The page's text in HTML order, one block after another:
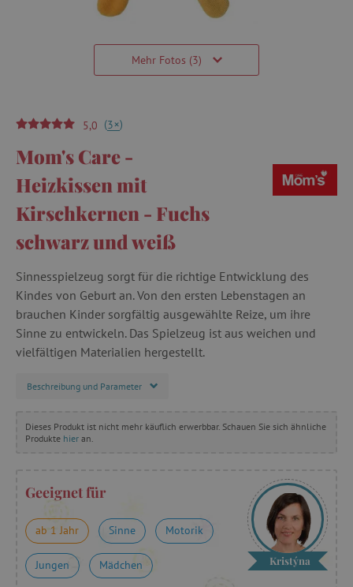
Mehr Fotos (3)
5,0 (3+)
Mom's Care -
Heizkissen mit
Kirschkernen - Fuchs
schwarz und weiß
Sinnesspielzeug sorgt für die richtige Entwicklung des
Kindes von Geburt an. Von den ersten Lebenstagen an
brauchen Kinder sorgfältig ausgewählte Reize, um ihre
Sinne zu entwickeln. Das Spielzeug ist aus weichen und
vielfältigen Materialien hergestellt.
Beschreibung und Parameter
Dieses Produkt ist nicht mehr käuflich erwerbbar. Schauen Sie sich ähnliche
Produkte hier an.
Geeignet für
ab 1 Jahr Sinne Motorik
Jungen Mädchen Kristýna